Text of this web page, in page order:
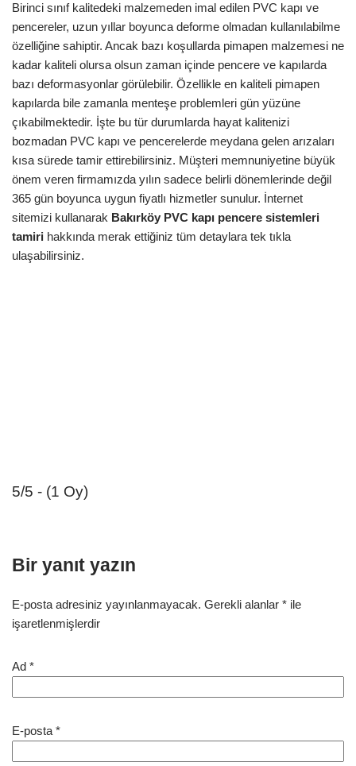
Birinci sınıf kalitedeki malzemeden imal edilen PVC kapı ve
pencereler, uzun yıllar boyunca deforme olmadan kullanılabilme
özelliğine sahiptir. Ancak bazı koşullarda pimapen malzemesi ne
kadar kaliteli olursa olsun zaman içinde pencere ve kapılarda
bazı deformasyonlar görülebilir. Özellikle en kaliteli pimapen
kapılarda bile zamanla menteşe problemleri gün yüzüne
çıkabilmektedir. İşte bu tür durumlarda hayat kalitenizi
bozmadan PVC kapı ve pencerelerde meydana gelen arızaları
kısa sürede tamir ettirebilirsiniz. Müşteri memnuniyetine büyük
önem veren firmamızda yılın sadece belirli dönemlerinde değil
365 gün boyunca uygun fiyatlı hizmetler sunulur. İnternet
sitemizi kullanarak Bakırköy PVC kapı pencere sistemleri
tamiri hakkında merak ettiğiniz tüm detaylara tek tıkla
ulaşabilirsiniz.
5/5 - (1 Oy)
Bir yanıt yazın
E-posta adresiniz yayınlanmayacak. Gerekli alanlar * ile
işaretlenmişlerdir
Ad *
E-posta *